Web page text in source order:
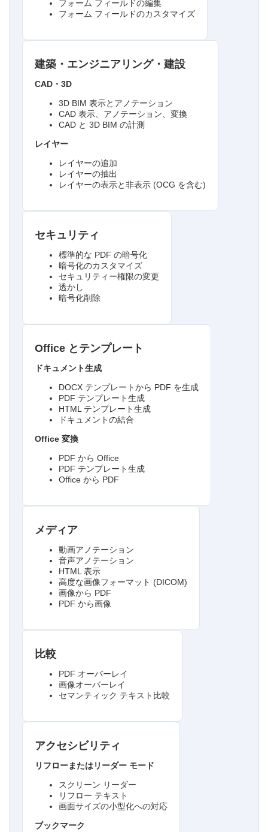
フォーム フィールドの編集
フォーム フィールドのカスタマイズ
建築・エンジニアリング・建設
CAD・3D
3D BIM 表示とアノテーション
CAD 表示、アノテーション、変換
CAD と 3D BIM の計測
レイヤー
レイヤーの追加
レイヤーの抽出
レイヤーの表示と非表示 (OCG を含む)
セキュリティ
標準的な PDF の暗号化
暗号化のカスタマイズ
セキュリティー権限の変更
透かし
暗号化削除
Office とテンプレート
ドキュメント生成
DOCX テンプレートから PDF を生成
PDF テンプレート生成
HTML テンプレート生成
ドキュメントの結合
Office 変換
PDF から Office
PDF テンプレート生成
Office から PDF
メディア
動画アノテーション
音声アノテーション
HTML 表示
高度な画像フォーマット (DICOM)
画像から PDF
PDF から画像
比較
PDF オーバーレイ
画像オーバーレイ
セマンティック テキスト比較
アクセシビリティ
リフローまたはリーダー モード
スクリーン リーダー
リフロー テキスト
画面サイズの小型化への対応
ブックマーク